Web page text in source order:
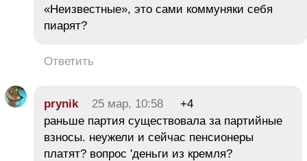
«Неизвестные», это сами коммуняки себя
пиарят?
Ответить
prynik 25 мар, 10:58
+4
раньше партия существовала за партийные
взносы. неужели и сейчас пенсионеры
платят? вопрос 'деньги из кремля?